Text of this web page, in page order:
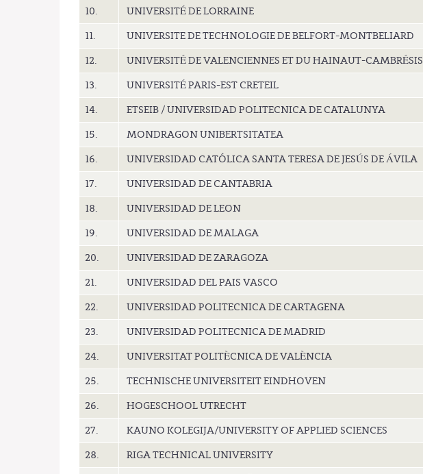
10.
UNIVERSITÉ DE LORRAINE
11.
UNIVERSITE DE TECHNOLOGIE DE BELFORT-MONTBELIARD
12.
UNIVERSITÉ DE VALENCIENNES ET DU HAINAUT-CAMBRÉSIS
13.
UNIVERSITÉ PARIS-EST CRETEIL
14.
ETSEIB / UNIVERSIDAD POLITECNICA DE CATALUNYA
15.
MONDRAGON UNIBERTSITATEA
16.
UNIVERSIDAD CATÓLICA SANTA TERESA DE JESÚS DE ÁVILA
17.
UNIVERSIDAD DE CANTABRIA
18.
UNIVERSIDAD DE LEON
19.
UNIVERSIDAD DE MALAGA
20.
UNIVERSIDAD DE ZARAGOZA
21.
UNIVERSIDAD DEL PAIS VASCO
22.
UNIVERSIDAD POLITECNICA DE CARTAGENA
23.
UNIVERSIDAD POLITECNICA DE MADRID
24.
UNIVERSITAT POLITÈCNICA DE VALÈNCIA
25.
TECHNISCHE UNIVERSITEIT EINDHOVEN
26.
HOGESCHOOL UTRECHT
27.
KAUNO KOLEGIJA/UNIVERSITY OF APPLIED SCIENCES
28.
RIGA TECHNICAL UNIVERSITY